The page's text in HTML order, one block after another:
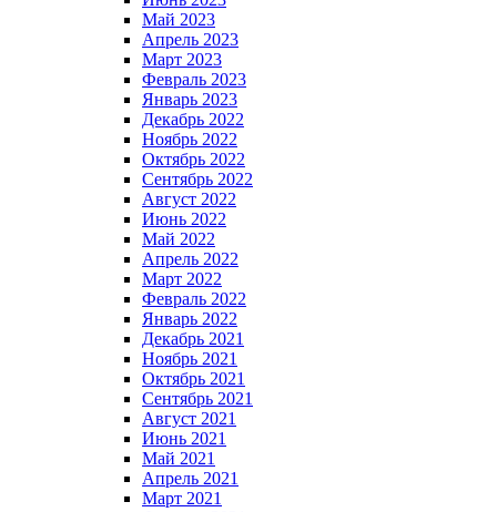
Май 2023
Апрель 2023
Март 2023
Февраль 2023
Январь 2023
Декабрь 2022
Ноябрь 2022
Октябрь 2022
Сентябрь 2022
Август 2022
Июнь 2022
Май 2022
Апрель 2022
Март 2022
Февраль 2022
Январь 2022
Декабрь 2021
Ноябрь 2021
Октябрь 2021
Сентябрь 2021
Август 2021
Июнь 2021
Май 2021
Апрель 2021
Март 2021